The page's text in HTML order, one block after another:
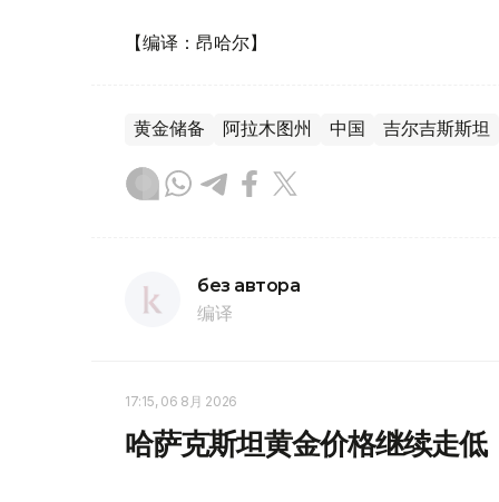
【编译：昂哈尔】
黄金储备 阿拉木图州 中国 吉尔吉斯斯坦
без автора
编译
17:15, 06 8月 2026
哈萨克斯坦黄金价格继续走低